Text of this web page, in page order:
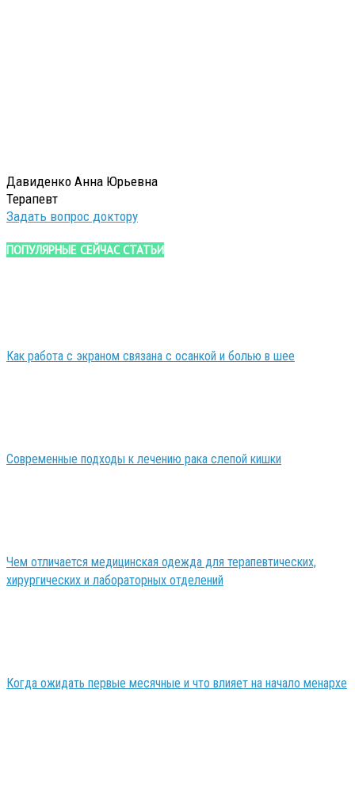
Давиденко Анна Юрьевна
Терапевт
Задать вопрос доктору
ПОПУЛЯРНЫЕ СЕЙЧАС СТАТЬИ
Как работа с экраном связана с осанкой и болью в шее
Современные подходы к лечению рака слепой кишки
Чем отличается медицинская одежда для терапевтических,
хирургических и лабораторных отделений
Когда ожидать первые месячные и что влияет на начало менархе